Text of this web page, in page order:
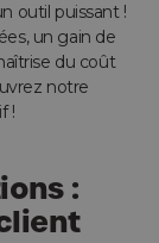
outil puissant !
un gain de
du coût
notre
!
: